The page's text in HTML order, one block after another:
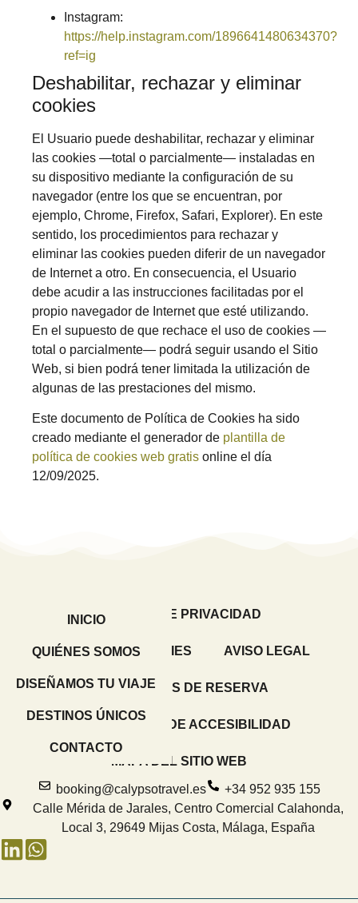
Instagram:
https://help.instagram.com/1896641480634370?
ref=ig
Deshabilitar, rechazar y eliminar
cookies
El Usuario puede deshabilitar, rechazar y eliminar
las cookies —total o parcialmente— instaladas en
su dispositivo mediante la configuración de su
navegador (entre los que se encuentran, por
ejemplo, Chrome, Firefox, Safari, Explorer). En este
sentido, los procedimientos para rechazar y
eliminar las cookies pueden diferir de un navegador
de Internet a otro. En consecuencia, el Usuario
debe acudir a las instrucciones facilitadas por el
propio navegador de Internet que esté utilizando.
En el supuesto de que rechace el uso de cookies —
total o parcialmente— podrá seguir usando el Sitio
Web, si bien podrá tener limitada la utilización de
algunas de las prestaciones del mismo.
Este documento de Política de Cookies ha sido
creado mediante el generador de plantilla de
política de cookies web gratis online el día
12/09/2025.
INICIO
QUIÉNES SOMOS
DISEÑAMOS TU VIAJE
DESTINOS ÚNICOS
CONTACTO
POLÍTICA DE PRIVACIDAD
POLÍTICA DE COOKIES AVISO LEGAL
CONDICIONES DE RESERVA
DECLARACIÓN DE ACCESIBILIDAD
MAPA DEL SITIO WEB
booking@calypsotravel.es
+34 952 935 155
Calle Mérida de Jarales, Centro Comercial Calahonda,
Local 3, 29649 Mijas Costa, Málaga, España